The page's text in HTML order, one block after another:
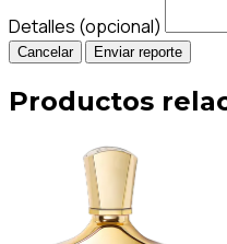
Detalles (opcional)
Cancelar Enviar reporte
Productos